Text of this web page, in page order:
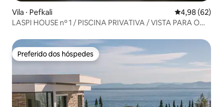
Vila ⋅ Pefkali 4,98 de uma
4,98 (62)
LASPI HOUSE nº 1 / PISCINA PRIVATIVA / VISTA PARA O
Preferido dos hóspedes
Preferido dos hóspedes